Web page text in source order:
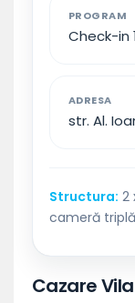
PROGRAM
Check-in
ADRESA
str. Al.
Structura: 2
cameră triplă
Cazare